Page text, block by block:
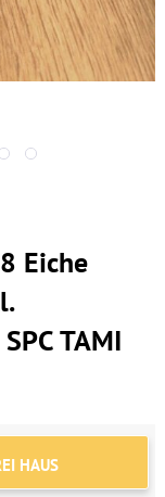
Eiche
TAMI
HAUS